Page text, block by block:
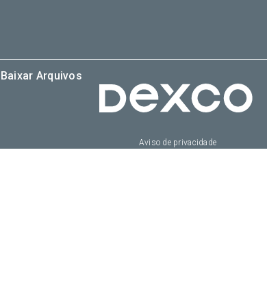
Baixar Arquivos
Aviso de privacidade